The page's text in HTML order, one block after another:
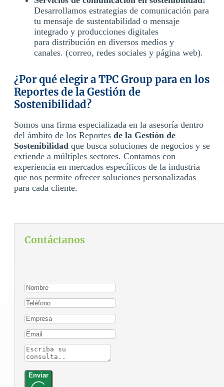
Desarrollamos estrategias de comunicación para
tu mensaje de sustentabilidad o mensaje
integrado y producciones digitales
para distribución en diversos medios y
canales. (correo, redes sociales y página web).
¿Por qué elegir a TPC Group para en los
Reportes de la Gestión de
Sostenibilidad?
Somos una firma especializada en la asesoría dentro
del ámbito de los Reportes de la Gestión de
Sostenibilidad que busca soluciones de negocios y se
extiende a múltiples sectores. Contamos con
experiencia en mercados específicos de la industria
que nos permite ofrecer soluciones personalizadas
para cada cliente.
Contáctanos
Enviar